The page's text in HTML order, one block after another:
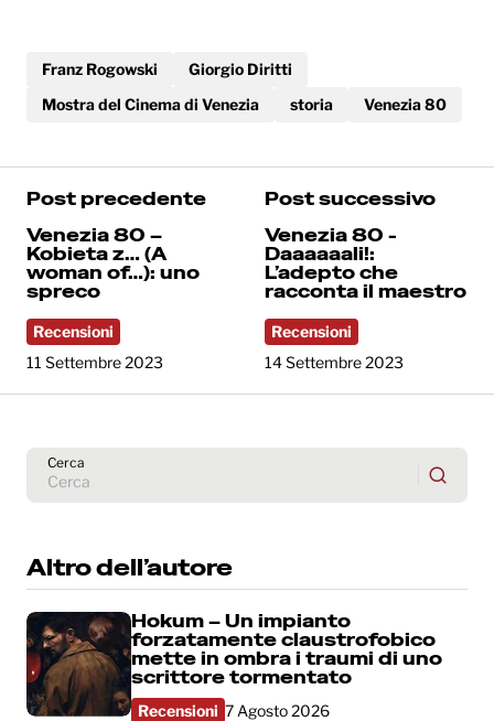
Franz Rogowski
Giorgio Diritti
Mostra del Cinema di Venezia
storia Venezia 80
Post precedente
Venezia 80 –
Kobieta z… (A
woman of…): uno
spreco
Recensioni
11 Settembre 2023
Post successivo
Venezia 80 -
Daaaaaali!:
L’adepto che
racconta il maestro
Recensioni
14 Settembre 2023
Cerca
Altro dell’autore
Hokum – Un impianto
forzatamente claustrofobico
mette in ombra i traumi di uno
scrittore tormentato
Recensioni 7 Agosto 2026